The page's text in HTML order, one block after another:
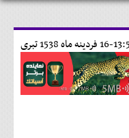
16 فردينه ماه 1538 تبری